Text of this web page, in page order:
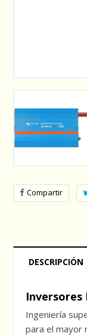
Compartir
DESCRIPCIÓN
Inversores
Ingeniería
para el mayor